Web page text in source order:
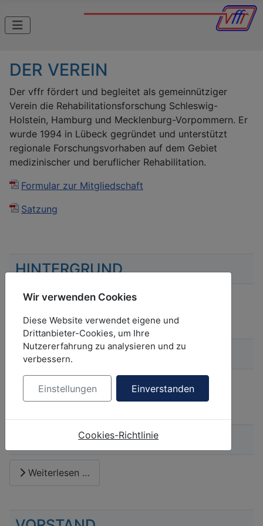
DER VEREIN
Der vffr fördert und begleitet als gemeinnütziger
Verein die Rehabilitationsforschung Schleswig-
Holstein, Hamburg und Mecklenburg-Vorpommern. Er
wurde 1994 in Lübeck gegründet und unterstützt
regionale Forschungsvorhaben auf dem Gebiet
medizinischer und beruflicher Rehabilitation.
Formular zur Mitgliedschaft
Satzung
HINTERGRUND
Weiterlesen …
ZIELE
Weiterlesen …
MITGLIEDER
Weiterlesen …
Wir verwenden Cookies
Diese Website verwendet eigene und
Drittanbieter-Cookies, um Ihre
Nutzererfahrung zu analysieren und zu
verbessern.
Einstellungen Einverstanden
Cookies-Richtlinie